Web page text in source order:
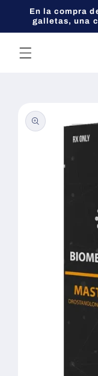
directamente
al contenido
En la compra
galletas, una
información